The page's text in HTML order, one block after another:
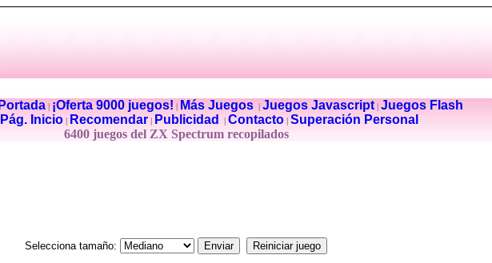
Portada| ¡Oferta 9000 juegos! Más Juegos| Juegos Javascript| Juegos Flash
Pág. Inicio Recomendar Publicidad Contacto Superación Personal
6400 juegos del ZX Spectrum recopilados
Selecciona tamaño: